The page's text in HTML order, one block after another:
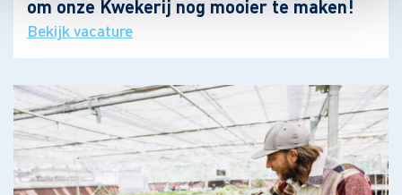
om onze Kwekerij nog mooier te maken!
Bekijk vacature